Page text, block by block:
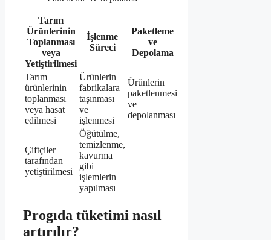
Tarım
Ürünlerinin
Toplanması
veya
Yetiştirilmesi
İşlenme
Süreci
Paketleme
ve
Depolama
Tarım
ürünlerinin
toplanması
veya hasat
edilmesi
Ürünlerin
fabrikalara
taşınması
ve
işlenmesi
Ürünlerin
paketlenmesi
ve
depolanması
Çiftçiler
tarafından
yetiştirilmesi
Öğütülme,
temizlenme,
kavurma
gibi
işlemlerin
yapılması
Progıda tüketimi nasıl
artırılır?